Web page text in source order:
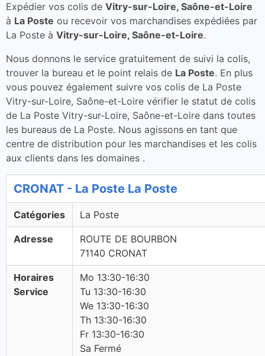
Expédier vos colis de Vitry-sur-Loire, Saône-et-Loire
à La Poste ou recevoir vos marchandises expédiées par
La Poste à Vitry-sur-Loire, Saône-et-Loire.
Nous donnons le service gratuitement de suivi la colis,
trouver la bureau et le point relais de La Poste. En plus
vous pouvez également suivre vos colis de La Poste
Vitry-sur-Loire, Saône-et-Loire vérifier le statut de colis
de La Poste Vitry-sur-Loire, Saône-et-Loire dans toutes
les bureaus de La Poste. Nous agissons en tant que
centre de distribution pour les marchandises et les colis
aux clients dans les domaines .
CRONAT - La Poste La Poste
Catégories La Poste
Adresse
ROUTE DE BOURBON
71140 CRONAT
Horaires
Service
Mo 13:30-16:30
Tu 13:30-16:30
We 13:30-16:30
Th 13:30-16:30
Fr 13:30-16:30
Sa Fermé